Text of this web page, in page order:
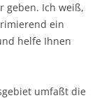
geben. Ich weiß,
ein
helfe Ihnen
umfaßt die